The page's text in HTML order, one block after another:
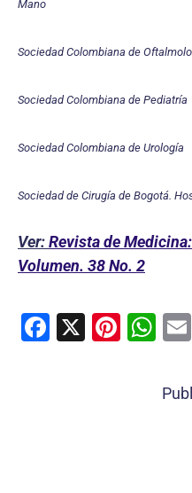
Mano
Sociedad Colombiana de
Sociedad Colombiana de Pediatría
Sociedad Colombiana de Urología
Sociedad de Cirugía de Bogotá.
Ver:Revista de
Volumen. 38 No. 2
F
X
Pi W
at